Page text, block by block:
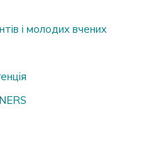
і молодих вчених